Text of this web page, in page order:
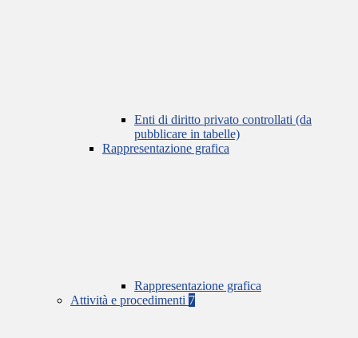
Enti di diritto privato controllati (da
pubblicare in tabelle)
Rappresentazione grafica
Rappresentazione grafica
Attività e procedimenti 7